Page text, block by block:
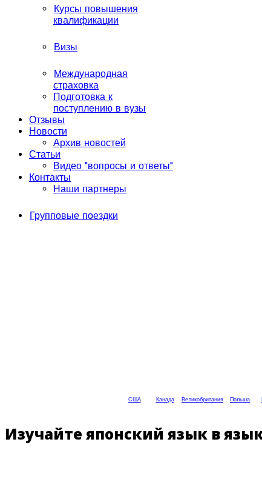
Курсы повышения
квалификации
Визы
Международная
страховка
Подготовка к
поступлению в вузы
Отзывы
Новости
Архив новостей
Статьи
Видео "вопросы и ответы"
Контакты
Наши партнеры
Групповые поездки
США Канада Великобритания Польша
Изучайте японский язык в